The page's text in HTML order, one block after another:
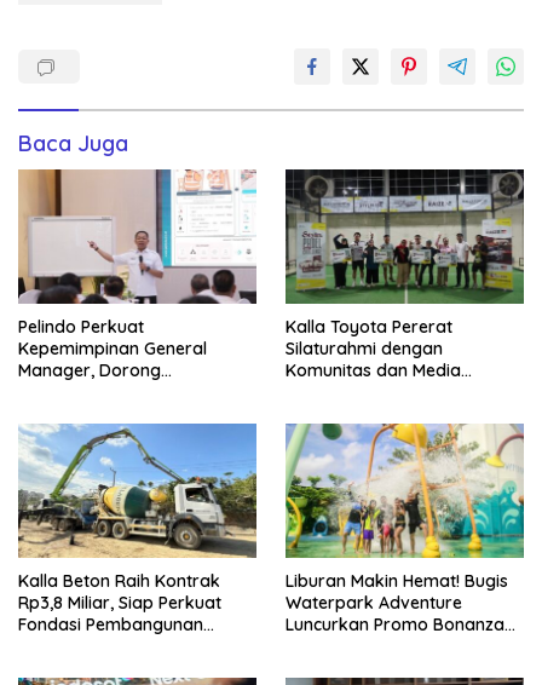
Baca Juga
Pelindo Perkuat
Kepemimpinan General
Manager, Dorong
Kalla Toyota Pererat
Silaturahmi dengan
Komunitas dan Media
The Game
Kalla Beton Raih Kontrak
Rp3,8 Miliar, Siap Perkuat
Fondasi Pembangunan
Liburan Makin Hemat! Bugis
Waterpark Adventure
Luncurkan Promo Bonanza